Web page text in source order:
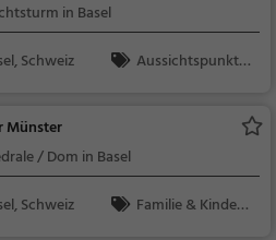
in Basel
Schweiz
Aussichtspunkt, F
Münster
/ Dom in Basel
Schweiz
Familie & Kinder,